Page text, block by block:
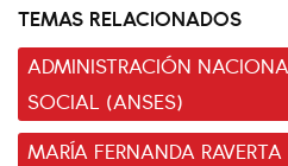
TEMAS RELACIONADOS
ADMINISTRACIÓN
SOCIAL (ANSES)
MARÍA FERNANDA RAVERTA